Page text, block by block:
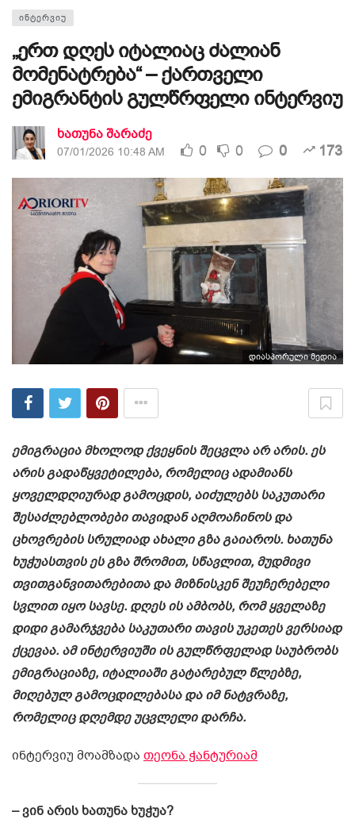
ᲘᲜᲢᲔᲠᲕᲘᲣ
„ერთ დღეს იტალიაც ძალიან
მომენატრება“ – ქართველი
ემიგრანტის გულწრფელი ინტერვიუ
ხათუნა შარაძე
07/01/2026 10:48 AM 0 0 0 173
დიასპორული მედია
ემიგრაცია მხოლოდ ქვეყნის შეცვლა არ არის. ეს
არის გადაწყვეტილება, რომელიც ადამიანს
ყოველდღიურად გამოცდის, აიძულებს საკუთარი
შესაძლებლობები თავიდან აღმოაჩინოს და
ცხოვრების სრულიად ახალი გზა გაიაროს. ხათუნა
ხუჭუასთვის ეს გზა შრომით, სწავლით, მუდმივი
თვითგანვითარებითა და მიზნისკენ შეუჩერებელი
სვლით იყო სავსე. დღეს ის ამბობს, რომ ყველაზე
დიდი გამარჯვება საკუთარი თავის უკეთეს ვერსიად
ქცევაა. ამ ინტერვიუში ის გულწრფელად საუბრობს
ემიგრაციაზე, იტალიაში გატარებულ წლებზე,
მიღებულ გამოცდილებასა და იმ ნატვრაზე,
რომელიც დღემდე უცვლელი დარჩა.
ინტერვიუ მოამზადა თეონა ჭანტურიამ
– ვინ არის ხათუნა ხუჭუა?